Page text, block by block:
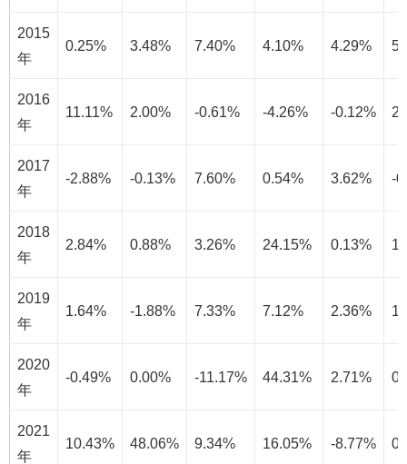
2015
年
0.25% 3.48% 7.40% 4.10% 4.29%
2016
年
11.11% 2.00% -0.61% -4.26% -0.12%
2017
年
-2.88% -0.13% 7.60% 0.54% 3.62% -
2018
年
2.84% 0.88% 3.26% 24.15% 0.13%
2019
年
1.64% -1.88% 7.33% 7.12% 2.36%
2020
年
-0.49% 0.00% -11.17% 44.31% 2.71%
2021
年
10.43% 48.06% 9.34% 16.05% -8.77%